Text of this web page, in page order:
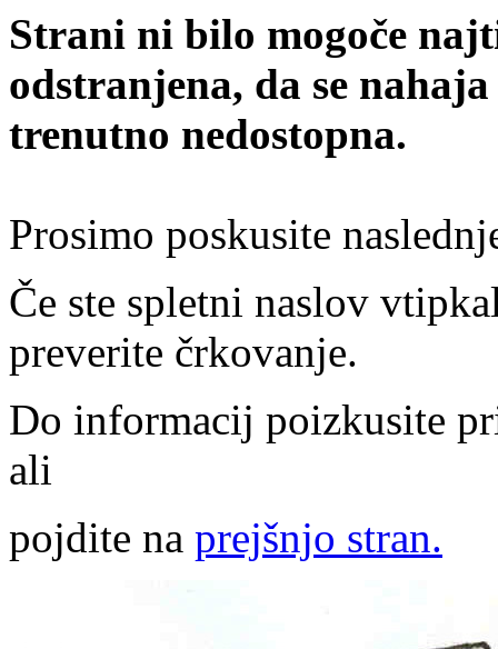
Strani ni bilo mogoče
odstranjena, da se
trenutno nedostopna.
Prosimo poskusite
Če ste spletni naslov
preverite črkovanje.
Do informacij poizkusite
ali
pojdite na prejšnjo stran.